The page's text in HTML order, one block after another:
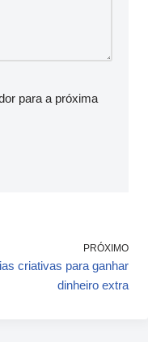
para a próxima
PRÓXIMO
criativas para ganhar
dinheiro extra